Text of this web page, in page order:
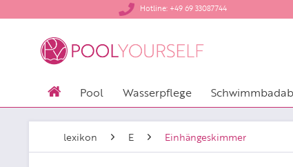
​Hotline: +49 69 33087744
Pool Wasserpflege
lexikon E Einhängeskimmer